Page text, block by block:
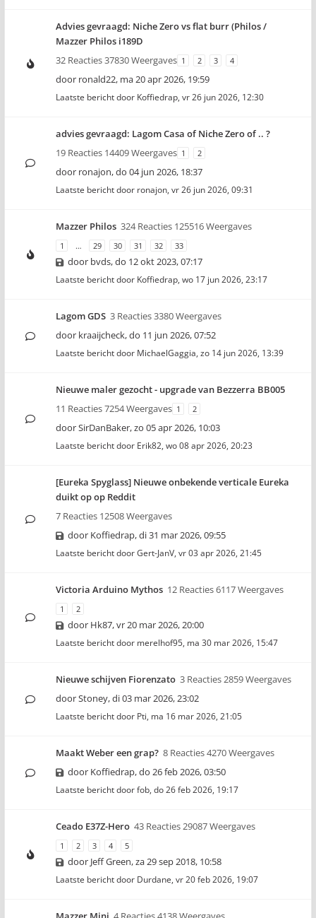
Advies gevraagd: Niche Zero vs flat burr (Philos /
Mazzer Philos i189D
32 Reacties 37830 Weergaves 1 2 3 4
door ronald22, ma 20 apr 2026, 19:59
Laatste bericht door Koffiedrap, vr 26 jun 2026, 12:30
advies gevraagd: Lagom Casa of Niche Zero of .. ?
19 Reacties 14409 Weergaves 1 2
door ronajon,do 04 jun 2026, 18:37
Laatste bericht door ronajon, vr 26 jun 2026, 09:31
Mazzer Philos 324 Reacties 125516 Weergaves
1 … 29 30 31 32 33
door bvds,do 12 okt 2023, 07:17
Laatste bericht door Koffiedrap, wo 17 jun 2026, 23:17
Lagom GDS 3 Reacties 3380 Weergaves
door kraaijcheck,do 11 jun 2026, 07:52
Laatste bericht door MichaelGaggia, zo 14 jun 2026, 13:39
Nieuwe maler gezocht - upgrade van Bezzerra BB005
11 Reacties 7254 Weergaves 1 2
doorSirDanBaker,zo 05 apr 2026, 10:03
Laatste bericht door Erik82, wo 08 apr 2026, 20:23
[Eureka Spyglass] Nieuwe onbekende verticale Eureka
duikt op op Reddit
7 Reacties 12508 Weergaves
door Koffiedrap,di 31 mar 2026, 09:55
Laatste bericht doorGert-JanV, vr 03 apr 2026, 21:45
Victoria Arduino Mythos 12 Reacties 6117 Weergaves
1 2
door Hk87,vr 20 mar 2026, 20:00
Laatste bericht door merelhof95, ma 30 mar 2026, 15:47
Nieuwe schijven Fiorenzato 3 Reacties 2859 Weergaves
doorStoney,di 03 mar 2026, 23:02
Laatste bericht door Pti, ma 16 mar 2026, 21:05
Maakt Weber een grap? 8 Reacties 4270 Weergaves
door Koffiedrap,do 26 feb 2026, 03:50
Laatste bericht doorfob, do 26 feb 2026, 19:17
Ceado E37Z-Hero 43 Reacties 29087 Weergaves
1 2 3 4 5
door Jeff Green,za 29 sep 2018, 10:58
Laatste bericht door Durdane, vr 20 feb 2026, 19:07